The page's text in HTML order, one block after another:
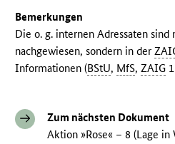
Bemerkungen
Die o. g. internen Adressaten
nachgewiesen, sondern in der
Informationen (BStU, MfS,ZAIG
Zum nächsten Dokument
Aktion »Rose« – 8 (Lage